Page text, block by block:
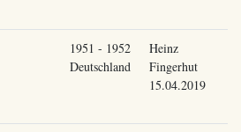
1951 - 1952
Deutschland
Heinz
Fingerhut
15.04.2019